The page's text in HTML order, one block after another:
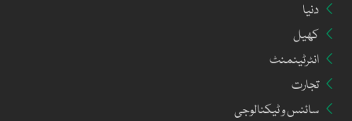
دنیا
کھیل
انٹرٹینمنٹ
تجارت
سائنس و ٹیکنالوجی